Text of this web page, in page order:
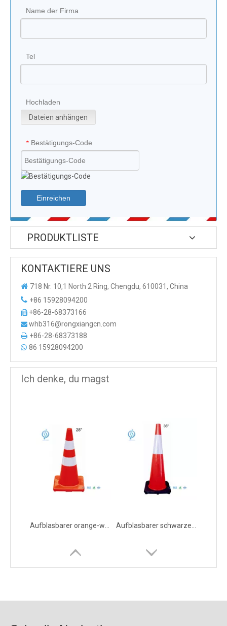
Name der Firma
Tel
Hochladen
Dateien anhängen
* Bestätigungs-Code
Einreichen
PRODUKTLISTE
KONTAKTIERE UNS
 718 Nr. 10,1 North 2 Ring, Chengdu, 610031, China
 +86 15928094200
 +86-28-68373166
 whb316@rongxiangcn.com
 +86-28-68373188
 86 15928094200
Ich denke, du magst